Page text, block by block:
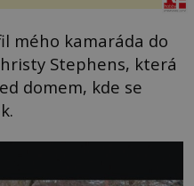
mého kamaráda do
Stephens, která
domem, kde se